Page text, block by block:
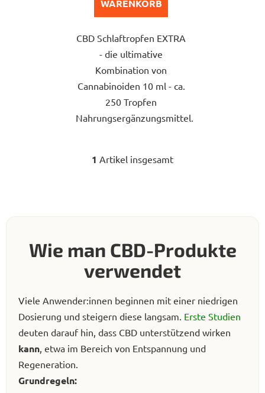
Sternen.
WARENKORB
CBD Schlaftropfen EXTRA
- die ultimative
Kombination von
Cannabinoiden 10 ml - ca.
250 Tropfen
Nahrungsergänzungsmittel.
S
e
e
l
e
m
e
n
t
e
d
1 Artikel insgesamt
Wie man CBD-Produkte
verwendet
Viele Anwender:innen beginnen mit einer niedrigen
Dosierung und steigern diese langsam. Erste Studien
deuten darauf hin, dass CBD unterstützend wirken
kann, etwa im Bereich von Entspannung und
Regeneration.
Grundregeln: